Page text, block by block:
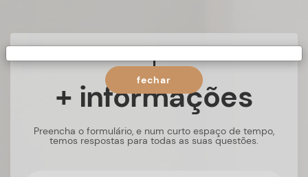
+ informações
Preencha o formulário, e num curto espaço de tempo,
temos respostas para todas as suas questões.
fechar